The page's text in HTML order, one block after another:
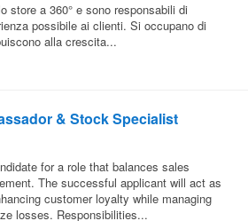
store a 360° e sono responsabili di
possibile ai clienti. Si occupano di
alla crescita...
& Stock Specialist
for a role that balances sales
The successful applicant will act as
customer loyalty while managing
losses. Responsibilities...